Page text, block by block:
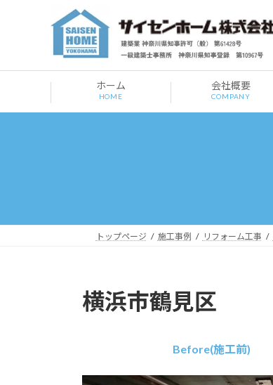
ツ
ス
シ
ン
ホーム
HOME
会社概要
COMPANY
トップページ 施工事例 リフォーム工事
横浜市鶴見区
Before(施工前)